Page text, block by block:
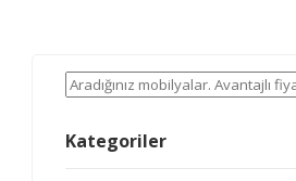
Kategoriler